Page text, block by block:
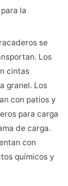
la
se
Los
cintas
granel. Los
con patios y
para carga
de carga.
con
químicos y